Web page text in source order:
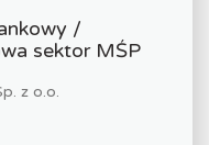
/
sektor MŚP
z o.o.